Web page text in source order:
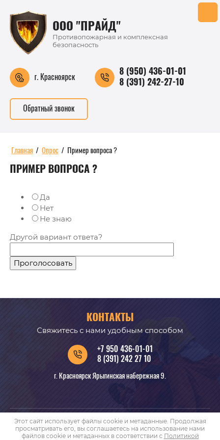
ООО "ПРАЙД"
Противопожарная и комплексная
безопасность
г. Красноярск
8 (950) 436-01-01
8 (391) 242-27-10
Обратный звонок
Главная / Опрос / Пример вопроса ?
ПРИМЕР ВОПРОСА ?
Да
Нет
Не знаю
Другой вариант ответа?
Проголосовать
КОНТАКТЫ
Свяжитесь с нами удобным способом
г. Красноярск Ярыгинская набережная 9.
+7 950 436-01-01
8 (391) 242 27 10
Copyright © 2014 - 2026 ООО ПРАЙД
Этот сайт использует файлы cookie и метаданные. Продолжая
просматривать его, вы соглашаетесь на использование нами
файлов cookie и метаданных в соответствии с Политикой